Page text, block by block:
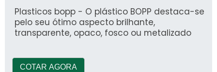
Plasticos bopp - O plástico BOPP destaca-se
pelo seu ótimo aspecto brilhante,
transparente, opaco, fosco ou metalizado
COTAR AGORA